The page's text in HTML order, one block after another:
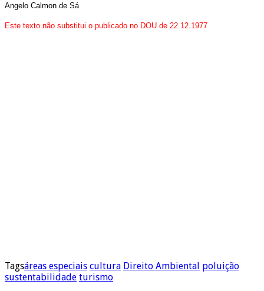
Angelo Calmon de Sá
Este texto não substitui o publicado no DOU de 22.12.1977
Tagsáreas especiais cultura Direito Ambiental poluição
sustentabilidade turismo